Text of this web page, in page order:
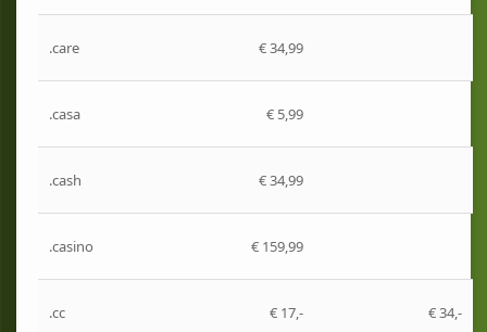
.care € 34,99
.casa € 5,99
.cash € 34,99
.casino € 159,99
.cc € 17,- € 34,-